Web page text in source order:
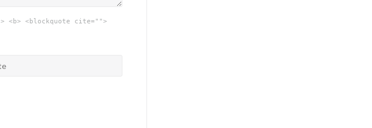
<blockquote cite="">